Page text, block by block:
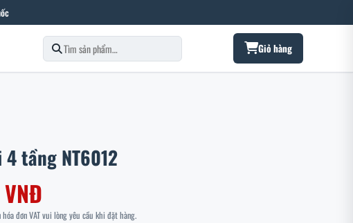
Giỏ hàng
4 tầng NT6012
đơn VAT vui lòng yêu cầu khi đặt hàng.